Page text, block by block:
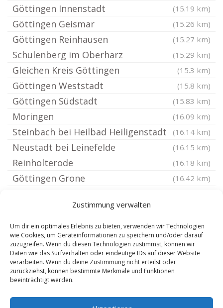
Zustimmung verwalten
Um dir ein optimales Erlebnis zu bieten, verwenden wir Technologien
wie Cookies, um Geräteinformationen zu speichern und/oder darauf
zuzugreifen. Wenn du diesen Technologien zustimmst, können wir
Daten wie das Surfverhalten oder eindeutige IDs auf dieser Website
verarbeiten. Wenn du deine Zustimmung nicht erteilst oder
zurückziehst, können bestimmte Merkmale und Funktionen
beeinträchtigt werden.
Göttingen Innenstadt (15.19 km)
Göttingen Geismar (15.26 km)
Göttingen Reinhausen (15.27 km)
Schulenberg im Oberharz (15.29 km)
Gleichen Kreis Göttingen (15.3 km)
Göttingen Weststadt (15.8 km)
Göttingen Südstadt (15.83 km)
Moringen (16.09 km)
Steinbach bei Heilbad Heiligenstadt (16.14 km)
Neustadt bei Leinefelde (16.15 km)
Reinholterode (16.18 km)
Göttingen Grone (16.42 km)
Göttingen Groß Ellershausen
Großbodungen (17.08 km)
Walkenried (17.08 km)
Hohes Kreuz (17.11 km)
Hardegsen (17.15 km)
Zorge